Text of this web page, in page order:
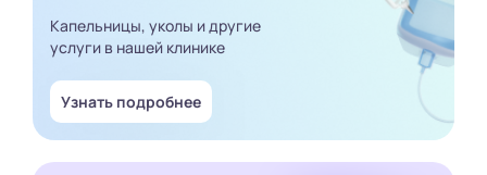
Капельницы, уколы и другие
услуги в нашей клинике
Узнать подробнее